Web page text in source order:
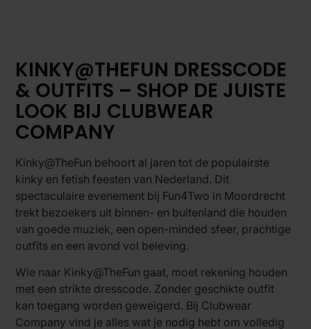
KINKY@THEFUN DRESSCODE
& OUTFITS – SHOP DE JUISTE
LOOK BIJ CLUBWEAR
COMPANY
Kinky@TheFun behoort al jaren tot de populairste
kinky en fetish feesten van Nederland. Dit
spectaculaire evenement bij Fun4Two in Moordrecht
trekt bezoekers uit binnen- en buitenland die houden
van goede muziek, een open-minded sfeer, prachtige
outfits en een avond vol beleving.
Wie naar Kinky@TheFun gaat, moet rekening houden
met een strikte dresscode. Zonder geschikte outfit
kan toegang worden geweigerd. Bij Clubwear
Company vind je alles wat je nodig hebt om volledig